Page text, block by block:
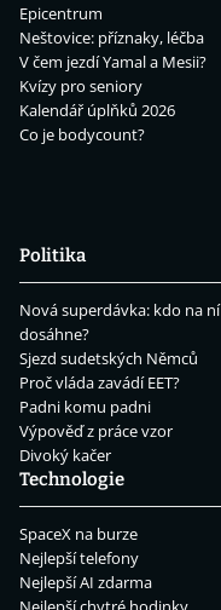
Epicentrum
Neštovice: příznaky, léčba
V čem jezdí Yamal a Mesii?
Kvízy pro seniory
Kalendář úplňků 2026
Co je bodycount?
Politika
Nová superdávka: kdo na ní
dosáhne?
Sjezd sudetských Němců
Proč vláda zavádí EET?
Padni komu padni
Výpověď z práce vzor
Divoký kačer
Technologie
SpaceX na burze
Nejlepší telefony
Nejlepší AI zdarma